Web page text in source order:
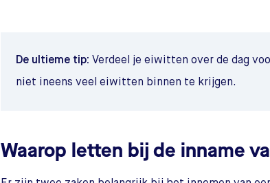
De ultieme tip: Verdeel je eiwitten over de dag
niet ineens veel eiwitten binnen te krijgen.
Waarop letten bij de inname